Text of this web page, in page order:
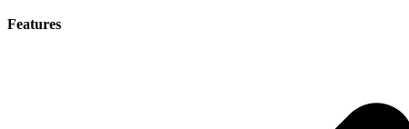
Features